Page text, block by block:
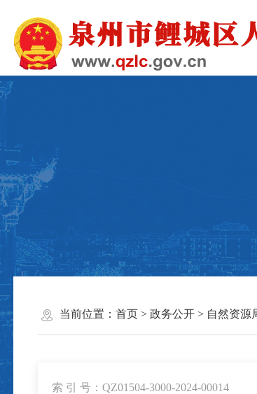
当前位置： 首页> 政务公开> 自然资源
索 引 号：QZ01504-3000-2024-00014